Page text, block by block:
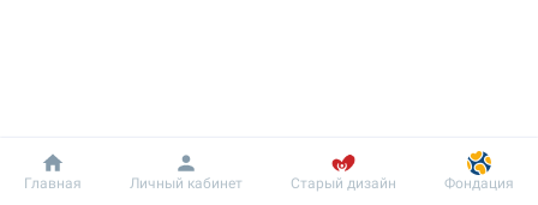
Добробут Информация Пациенту
Главная Личный кабинет Старый дизайн Фондация